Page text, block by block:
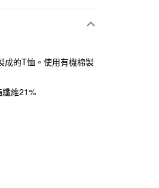
成的T恤。使用有機棉製
維21%